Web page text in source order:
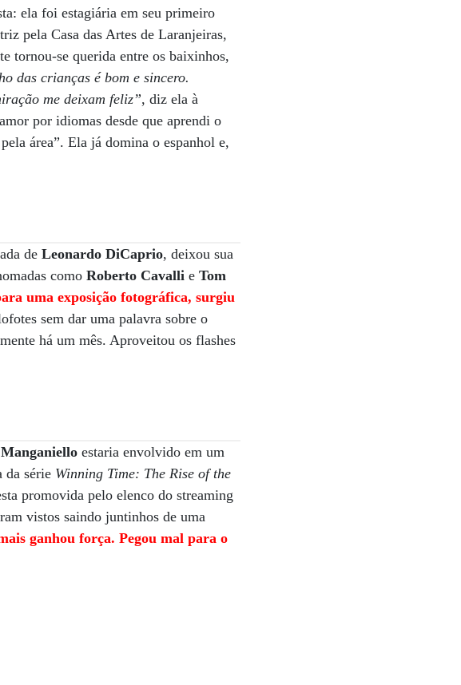
ela foi estagiária em seu primeiro
pela Casa das Artes de Laranjeiras,
tornou-se querida entre os baixinhos,
das crianças é bom e sincero.
me deixam feliz”, diz ela à
por idiomas desde que aprendi o
área”. Ela já domina o espanhol e,
deLeonardo DiCaprio, deixou sua
comoRoberto Cavalli eTom
uma exposição fotográfica, surgiu
sem dar uma palavra sobre o
há um mês. Aproveitou os flashes
estaria envolvido em um
da série Winning Time: The Rise of the
promovida pelo elenco do streaming
vistos saindo juntinhos de uma
ganhou força. Pegou mal para o